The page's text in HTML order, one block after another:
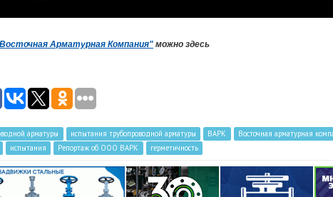
Арматурная Компания" можно здесь
арматуры испытания трубопроводной арматуры ВАРК
Восточная арматурная
испытания Репортаж об ООО ВАРК герметичность